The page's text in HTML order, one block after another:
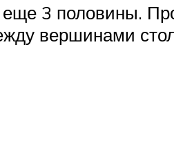
3 половины.
вершинами